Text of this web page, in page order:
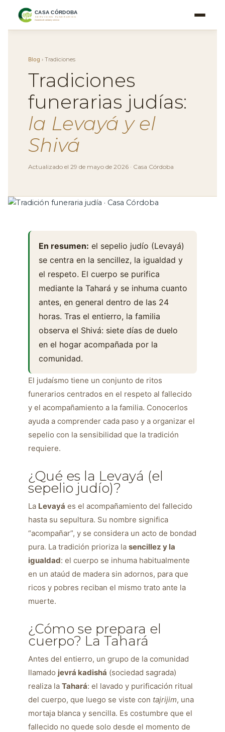
contenido
Blog › Tradiciones
Tradiciones
funerarias judías:
la Levayá y el
Shivá
Actualizado el 29 de mayo de 2026 · Casa Córdoba
En resumen: el sepelio judío (Levayá)
se centra en la sencillez, la igualdad y
el respeto. El cuerpo se purifica
mediante la Tahará y se inhuma cuanto
antes, en general dentro de las 24
horas. Tras el entierro, la familia
observa el Shivá: siete días de duelo
en el hogar acompañada por la
comunidad.
El judaísmo tiene un conjunto de ritos
funerarios centrados en el respeto al fallecido
y el acompañamiento a la familia. Conocerlos
ayuda a comprender cada paso y a organizar el
sepelio con la sensibilidad que la tradición
requiere.
¿Qué es la Levayá (el
sepelio judío)?
La Levayá es el acompañamiento del fallecido
hasta su sepultura. Su nombre significa
“acompañar”, y se considera un acto de bondad
pura. La tradición prioriza la sencillez y la
igualdad: el cuerpo se inhuma habitualmente
en un ataúd de madera sin adornos, para que
ricos y pobres reciban el mismo trato ante la
muerte.
¿Cómo se prepara el
cuerpo? La Tahará
Antes del entierro, un grupo de la comunidad
llamado jevrá kadishá (sociedad sagrada)
realiza la Tahará: el lavado y purificación ritual
del cuerpo, que luego se viste con tajrijim, una
mortaja blanca y sencilla. Es costumbre que el
fallecido no quede solo desde el momento de